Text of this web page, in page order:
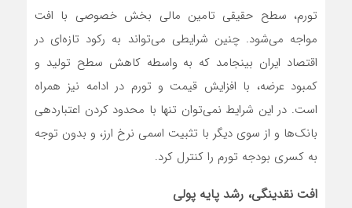
تورم، سطح حقیقی تامین مالی بخش خصوصی با افت
مواجه می‌شود. چنین شرایطی می‌تواند به رکود تازه‌ای در
اقتصاد ایران بینجامد که به واسطه کاهش سطح تولید و
کمبود عرضه، با افزایش قیمت و تورم در ادامه نیز همراه
است. در این شرایط نمی‌توان تنها با محدود کردن اعتباردهی
بانک‌ها و از سوی دیگر با تثبیت اسمی نرخ ارز، و بدون توجه
به کسری بودجه تورم را کنترل کرد.
افت نقدینگی، رشد پایه پولی